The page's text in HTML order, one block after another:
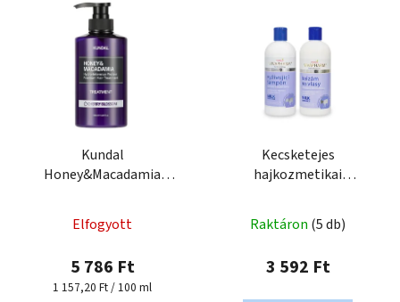
Kundal
Honey&Macadamia
Elfogyott
5 786 Ft
Egységár:
1 157,20 Ft / 100 ml
Kecsketejes
hajkozmetikai
Raktáron (5 db)
3 592 Ft